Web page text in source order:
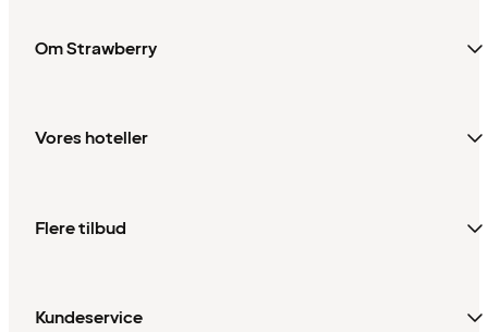
Om Strawberry
Vores hoteller
Flere tilbud
Kundeservice